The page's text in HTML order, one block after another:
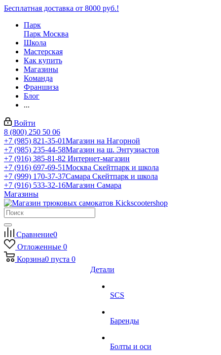
Бесплатная доставка от 8000 руб.!
Парк
Парк Москва
Школа
Мастерская
Как купить
Магазины
Команда
Франшиза
Блог
...
Войти
8 (800) 250 50 06
+7 (985) 821-35-01Магазин на Нагорной
+7 (985) 235-44-58Магазин на ш. Энтузиастов
+7 (916) 385-81-82 Интернет-магазин
+7 (916) 697-69-51Москва Скейтпарк и школа
+7 (999) 170-37-37Самара Скейтпарк и школа
+7 (916) 533-32-16Магазин Самара
Магазины
Сравнение0
Отложенные 0
Корзина0 пуста 0
Детали
SCS
Баренды
Болты и оси